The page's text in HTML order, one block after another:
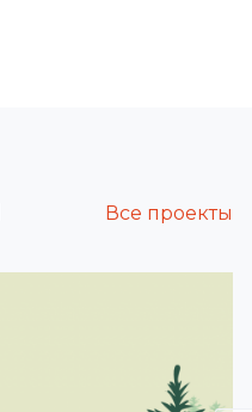
Все проекты